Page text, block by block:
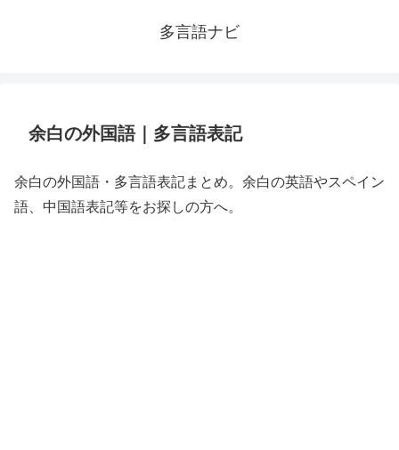
多言語ナビ
余白の外国語｜多言語表記
余白の外国語・多言語表記まとめ。余白の英語やスペイン
語、中国語表記等をお探しの方へ。